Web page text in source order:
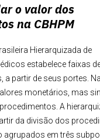
o valor dos
na CBHPM
Hierarquizada de
estabelece faixas
a partir de seus portes.
monetários, mas
A
da divisão dos
agrupados em três